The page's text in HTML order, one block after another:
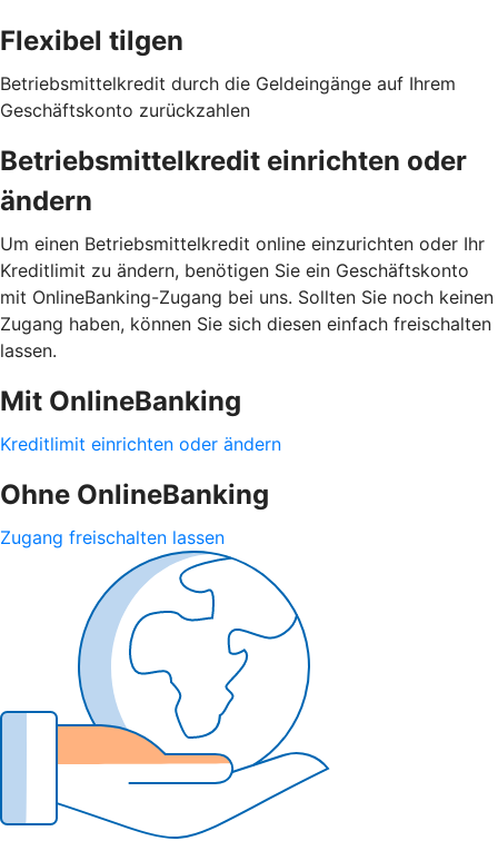
Flexibel tilgen
Betriebsmittelkredit durch die Geldeingänge auf Ihrem
Geschäftskonto zurückzahlen
Betriebsmittelkredit einrichten oder
ändern
Um einen Betriebsmittelkredit online einzurichten oder Ihr
Kreditlimit zu ändern, benötigen Sie ein Geschäftskonto
mit OnlineBanking-Zugang bei uns. Sollten Sie noch keinen
Zugang haben, können Sie sich diesen einfach freischalten
lassen.
Mit OnlineBanking
Kreditlimit einrichten oder ändern
Ohne OnlineBanking
Zugang freischalten lassen